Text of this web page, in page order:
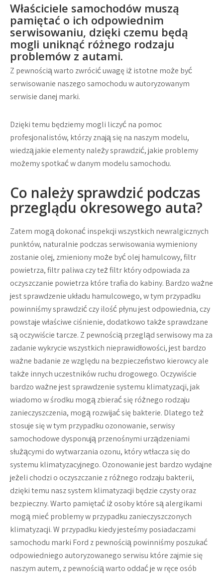
Właściciele samochodów muszą
pamiętać o ich odpowiednim
serwisowaniu, dzięki czemu będą
mogli uniknąć różnego rodzaju
problemów z autami.
Z pewnością warto zwrócić uwagę iż istotne może być
serwisowanie naszego samochodu w autoryzowanym
serwisie danej marki.
Dzięki temu będziemy mogli liczyć na pomoc
profesjonalistów, którzy znają się na naszym modelu,
wiedzą jakie elementy należy sprawdzić, jakie problemy
możemy spotkać w danym modelu samochodu.
Co należy sprawdzić podczas
przeglądu okresowego auta?
Zatem mogą dokonać inspekcji wszystkich newralgicznych
punktów, naturalnie podczas serwisowania wymieniony
zostanie olej, zmieniony może być olej hamulcowy, filtr
powietrza, filtr paliwa czy też filtr który odpowiada za
oczyszczanie powietrza które trafia do kabiny. Bardzo ważne
jest sprawdzenie układu hamulcowego, w tym przypadku
powinniśmy sprawdzić czy ilość płynu jest odpowiednia, czy
powstaje właściwe ciśnienie, dodatkowo także sprawdzane
są oczywiście tarcze. Z pewnością przegląd serwisowy ma za
zadanie wykrycie wszystkich nieprawidłowości, jest bardzo
ważne badanie ze względu na bezpieczeństwo kierowcy ale
także innych uczestników ruchu drogowego. Oczywiście
bardzo ważne jest sprawdzenie systemu klimatyzacji, jak
wiadomo w środku mogą zbierać się różnego rodzaju
zanieczyszczenia, mogą rozwijać się bakterie. Dlatego też
stosuje się w tym przypadku ozonowanie, serwisy
samochodowe dysponują przenośnymi urządzeniami
służącymi do wytwarzania ozonu, który wtłacza się do
systemu klimatyzacyjnego. Ozonowanie jest bardzo wydajne
jeżeli chodzi o oczyszczanie z różnego rodzaju bakterii,
dzięki temu nasz system klimatyzacji będzie czysty oraz
bezpieczny. Warto pamiętać iż osoby które są alergikami
mogą mieć problemy w przypadku zanieczyszczonych
klimatyzacji. W przypadku kiedy jesteśmy posiadaczami
samochodu marki Ford z pewnością powinniśmy poszukać
odpowiedniego autoryzowanego serwisu które zajmie się
naszym autem, z pewnością warto oddać je w ręce osób